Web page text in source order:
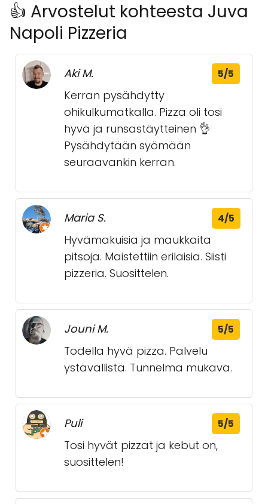
👍 Arvostelut kohteesta Juva
Napoli Pizzeria
Aki M. 5/5
Kerran pysähdytty
ohikulkumatkalla. Pizza oli tosi
hyvä ja runsastäytteinen 👌
Pysähdytään syömään
seuraavankin kerran.
Maria S. 4/5
Hyvämakuisia ja maukkaita
pitsoja. Maistettiin erilaisia. Siisti
pizzeria. Suosittelen.
Jouni M. 5/5
Todella hyvä pizza. Palvelu
ystävällistä. Tunnelma mukava.
Puli 5/5
Tosi hyvät pizzat ja kebut on,
suosittelen!